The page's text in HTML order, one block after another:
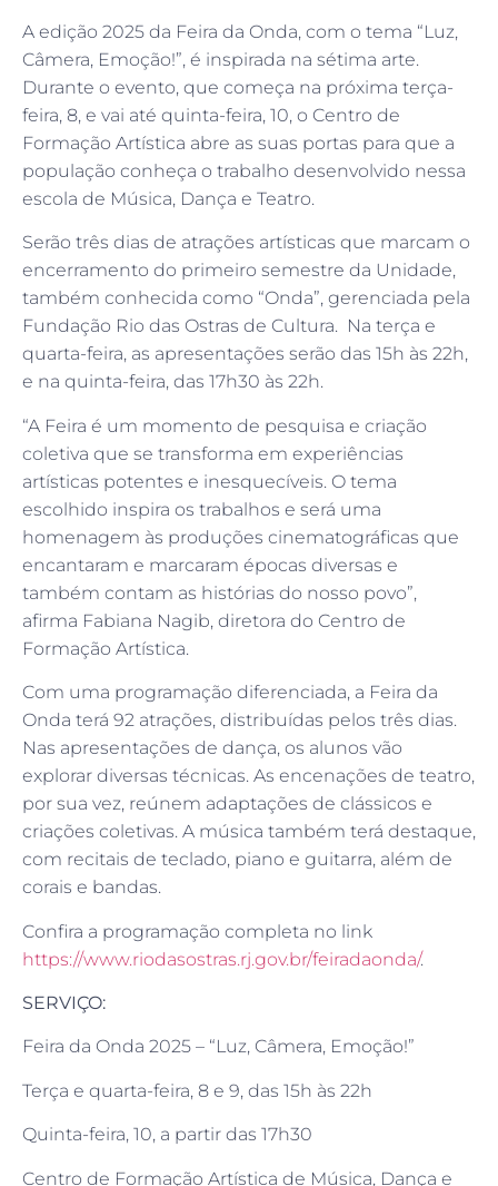
A edição 2025 da Feira da Onda, com o tema “Luz,
Câmera, Emoção!”, é inspirada na sétima arte.
Durante o evento, que começa na próxima terça-
feira, 8, e vai até quinta-feira, 10, o Centro de
Formação Artística abre as suas portas para que a
população conheça o trabalho desenvolvido nessa
escola de Música, Dança e Teatro.
Serão três dias de atrações artísticas que marcam o
encerramento do primeiro semestre da Unidade,
também conhecida como “Onda”, gerenciada pela
Fundação Rio das Ostras de Cultura. Na terça e
quarta-feira, as apresentações serão das 15h às 22h,
e na quinta-feira, das 17h30 às 22h.
“A Feira é um momento de pesquisa e criação
coletiva que se transforma em experiências
artísticas potentes e inesquecíveis. O tema
escolhido inspira os trabalhos e será uma
homenagem às produções cinematográficas que
encantaram e marcaram épocas diversas e
também contam as histórias do nosso povo”,
afirma Fabiana Nagib, diretora do Centro de
Formação Artística.
Com uma programação diferenciada, a Feira da
Onda terá 92 atrações, distribuídas pelos três dias.
Nas apresentações de dança, os alunos vão
explorar diversas técnicas. As encenações de teatro,
por sua vez, reúnem adaptações de clássicos e
criações coletivas. A música também terá destaque,
com recitais de teclado, piano e guitarra, além de
corais e bandas.
Confira a programação completa no link
https://www.riodasostras.rj.gov.br/feiradaonda/.
SERVIÇO:
Feira da Onda 2025 – “Luz, Câmera, Emoção!”
Terça e quarta-feira, 8 e 9, das 15h às 22h
Quinta-feira, 10, a partir das 17h30
Centro de Formação Artística de Música, Dança e